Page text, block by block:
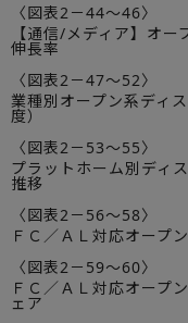
〈図表2－44～46〉
【通信/メディア】オ
伸長率
〈図表2－47～52〉
業種別オープン系ディ
度）
〈図表2－53～55〉
プラットホーム別ディ
推移
〈図表2－56～58〉
ＦＣ／ＡＬ対応オープ
〈図表2－59～60〉
ＦＣ／ＡＬ対応オープ
ェア